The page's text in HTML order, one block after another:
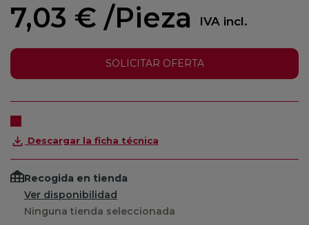
7,03 € /Pieza IVA incl.
SOLICITAR OFERTA
Descargar la ficha técnica
Recogida en tienda
Ver disponibilidad
Ninguna tienda seleccionada